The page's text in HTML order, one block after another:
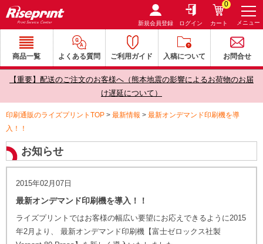
新規会員登録 ログイン カート
0
メニュー
商品一覧 よくある質問 ご利用ガイド 入稿について お問合せ
【重要】配送のご注文のお客様へ（熊本地震の影響によるお荷物のお届
け遅延について）
印刷通販のライズプリントTOP > 最新情報 > 最新オンデマンド印刷機を導
入！！
お知らせ
2015年02月07日
最新オンデマンド印刷機を導入！！
ライズプリントではお客様の幅広い要望にお応えできるように2015
年2月より、 最新オンデマンド印刷機【富士ゼロックス社製